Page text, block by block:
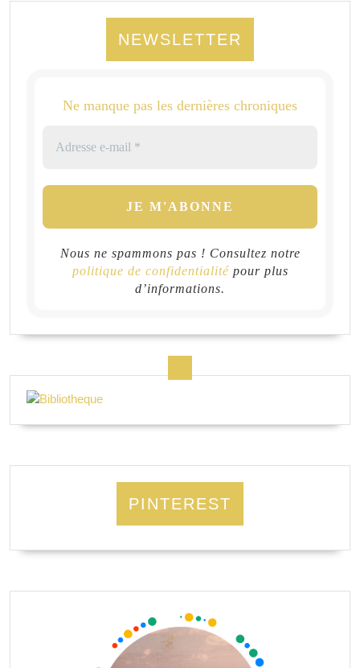
NEWSLETTER
Ne manque pas les dernières chroniques
Nous ne spammons pas ! Consultez notre
politique de confidentialitépour plus
d’informations.
PINTEREST